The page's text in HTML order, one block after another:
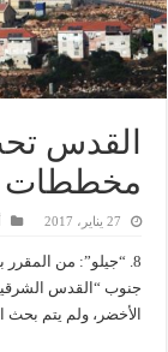
مخططات
27 يناير، 2017
جنوب “القدس
الأخضر، ولم يتم